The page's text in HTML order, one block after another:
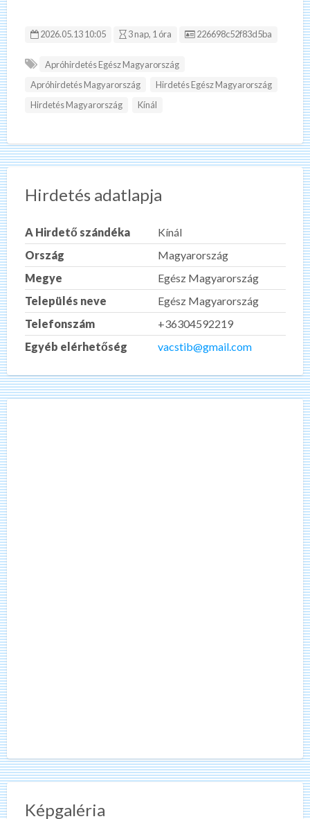
2026.05.13 10:05 3 nap, 1 óra Hirdetés ID:
226698c52f83d5ba
Apróhirdetés Egész Magyarország
Apróhirdetés Magyarország
Hirdetés Egész Magyarország
Hirdetés Magyarország
Kínál
Hirdetés adatlapja
A Hirdető szándéka
Kínál
Ország
Magyarország
Megye
Egész Magyarország
Település neve
Egész Magyarország
Telefonszám
+36304592219
Egyéb elérhetőség
vacstib@gmail.com
Képgaléria